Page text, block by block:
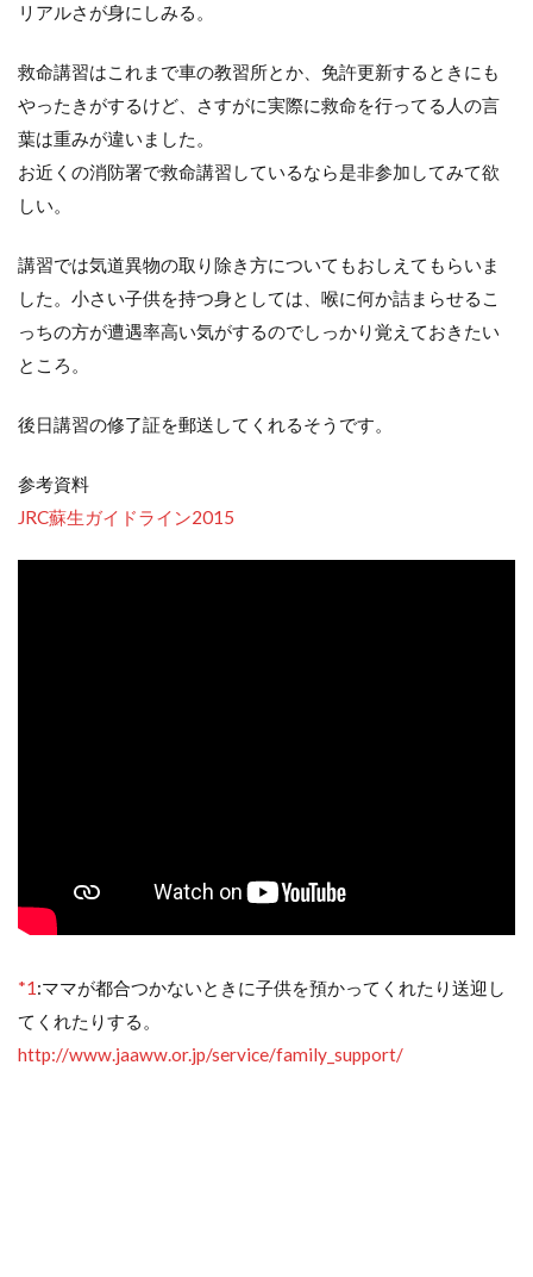
リアルさが身にしみる。
救命講習はこれまで車の教習所とか、免許更新するときにも
やったきがするけど、さすがに実際に救命を行ってる人の言
葉は重みが違いました。
お近くの消防署で救命講習しているなら是非参加してみて欲
しい。
講習では気道異物の取り除き方についてもおしえてもらいま
した。小さい子供を持つ身としては、喉に何か詰まらせるこ
っちの方が遭遇率高い気がするのでしっかり覚えておきたい
ところ。
後日講習の修了証を郵送してくれるそうです。
参考資料
JRC蘇生ガイドライン2015
*1:ママが都合つかないときに子供を預かってくれたり送迎し
てくれたりする。
http://www.jaaww.or.jp/service/family_support/